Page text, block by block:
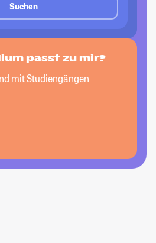
Suchen
passt zu mir?
mit Studiengängen